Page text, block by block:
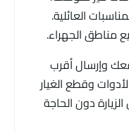
العائلية.
مناطق الجهراء.
وإرسال أقرب
وقطع الغيار
دون الحاجة